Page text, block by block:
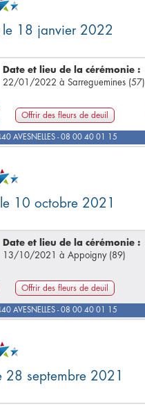
le 18 janvier 2022
Date et lieu de la cérémonie :
22/01/2022 à Sarreguemines (57)
Offrir des fleurs de deuil
AVESNELLES - 08 00 40 01 15
10 octobre 2021
Date et lieu de la cérémonie :
13/10/2021 à Appoigny (89)
Offrir des fleurs de deuil
AVESNELLES - 08 00 40 01 15
28 septembre 2021